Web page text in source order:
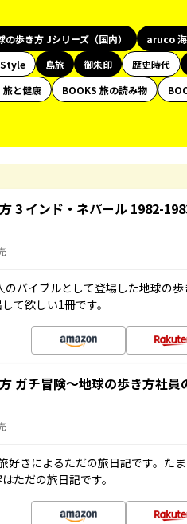
の歩き方 Jシリーズ（国内） aruco
島旅 御朱印 歴史時代
旅と健康 BOOKS 旅の読み物
3 インド・ネパール 1982-
のバイブルとして登場した地球の
て欲しい1冊です。
ガチ冒険～地球の歩き方社員
好きによるただの旅日記です。た
ただの旅日記です。